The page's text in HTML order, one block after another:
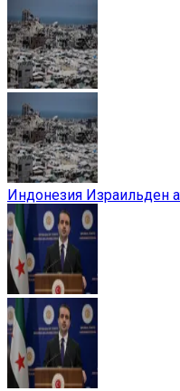
Индонезия Израильден